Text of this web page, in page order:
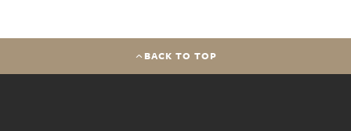
BACK TO TOP